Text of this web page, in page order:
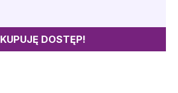
KUPUJĘ DOSTĘP!